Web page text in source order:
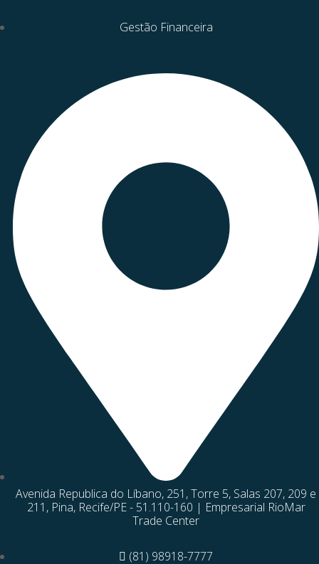
Gestão Financeira
Avenida Republica do Líbano, 251, Torre 5, Salas 207, 209 e
211, Pina, Recife/PE - 51.110-160 | Empresarial RioMar
Trade Center
(81) 98918-7777